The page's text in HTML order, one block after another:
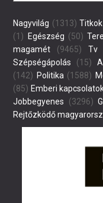
Nagyvilág (1313)
(1)
Egészség (50)
magamét (9465) Tv
Szépségápolás (15)
(142) Politika (1588)
(85) Emberi
Jobbegyenes (3296)
Rejtőzködő